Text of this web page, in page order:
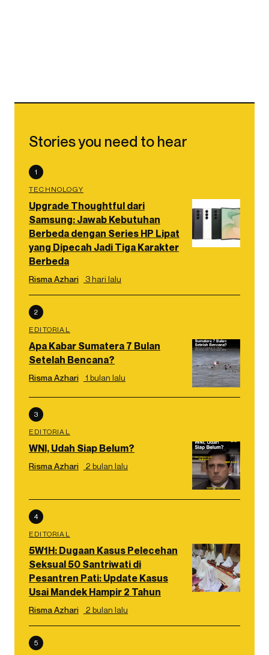
Stories you need to hear
1
TECHNOLOGY
Upgrade Thoughtful dari
Samsung: Jawab Kebutuhan
Berbeda dengan Series HP Lipat
yang Dipecah Jadi Tiga Karakter
Berbeda
Risma Azhari 3 hari lalu
2
EDITORIAL
Apa Kabar Sumatera 7 Bulan
Setelah Bencana?
Risma Azhari 1 bulan lalu
3
EDITORIAL
WNI, Udah Siap Belum?
Risma Azhari 2 bulan lalu
4
EDITORIAL
5W1H: Dugaan Kasus Pelecehan
Seksual 50 Santriwati di
Pesantren Pati: Update Kasus
Usai Mandek Hampir 2 Tahun
Risma Azhari 2 bulan lalu
5